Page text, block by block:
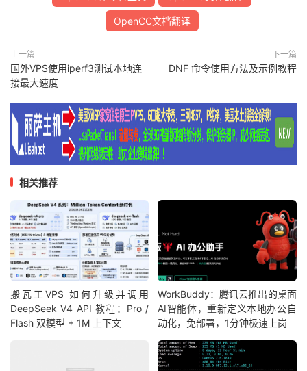
OpenCC文档翻译
上一篇
国外VPS使用iperf3测试本地连
接最大速度
下一篇
DNF 命令使用方法及示例教程
相关推荐
搬瓦工VPS 如何升级并调用
DeepSeek V4 API 教程：Pro /
Flash 双模型 + 1M 上下文
WorkBuddy：腾讯云推出的桌面
AI智能体，重新定义本地办公自
动化，免部署，1分钟极速上岗